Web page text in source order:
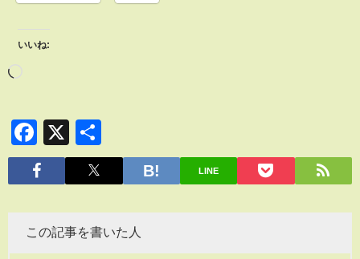
いいね:
Facebook
X
有
LINE
この記事を書いた人